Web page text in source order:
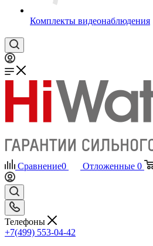
Комплекты видеонаблюдения
Сравнение0 Отложенные 0
Телефоны
+7(499) 553-04-42